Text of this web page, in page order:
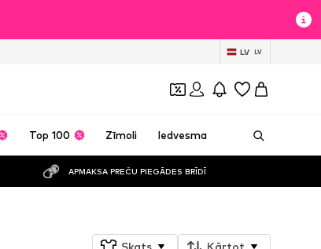
LV LV
Top 100 Zīmoli Iedvesma
APMAKSA PREČU PIEGĀDES BRĪDĪ
Skats Kārtot